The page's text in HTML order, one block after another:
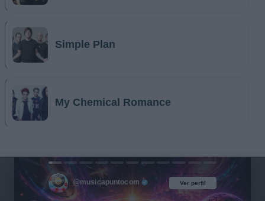
Simple Plan
My Chemical Romance
Ver perfil
@musicapuntocom Ver perfil